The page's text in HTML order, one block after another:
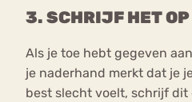
3. SCHRIJF HET OP
Als je toe hebt gegeven
je naderhand merkt dat je
best slecht voelt, schrijf dit